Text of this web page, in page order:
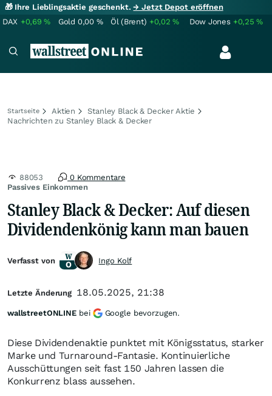
🎁 Ihre Lieblingsaktie geschenkt.→ Jetzt Depot eröffnen
DAX +0,69% Gold 0,00 % Öl (Brent) +0,02% Dow Jones +0,25%
Startseite Aktien
Stanley Black & Decker Aktie
Nachrichten zu Stanley Black & Decker
Passives Einkommen
88053 0 Kommentare
Stanley Black & Decker: Auf diesen
Dividendenkönig kann man bauen
Diese Dividendenaktie punktet mit Königsstatus, starker
Marke und Turnaround-Fantasie. Kontinuierliche
Ausschüttungen seit fast 150 Jahren lassen die
Konkurrenz blass aussehen.
Verfasst von Ingo Kolf
Letzte Änderung 18.05.2025, 21:38
wallstreetONLINE bei Google bevorzugen.